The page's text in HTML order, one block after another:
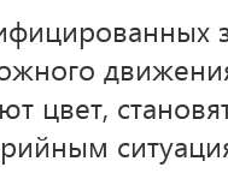
цвет,